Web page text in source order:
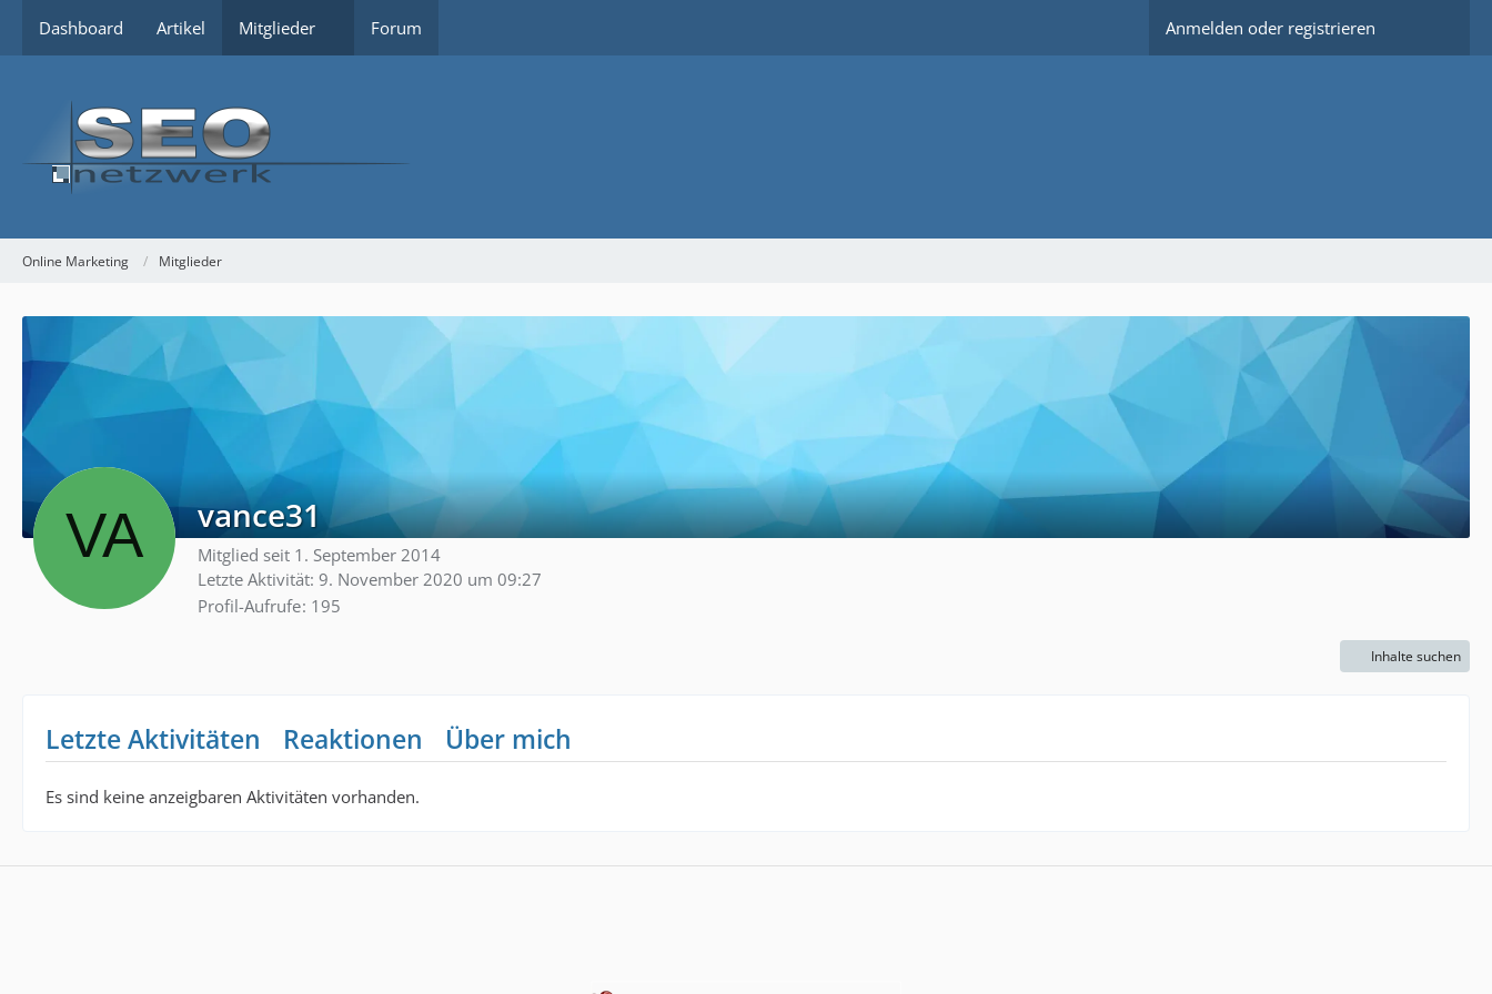
Dashboard Artikel Mitglieder Forum Anmelden oder registrieren
Online Marketing Mitglieder
vance31
Mitglied seit 1. September 2014
Letzte Aktivität: 9. November 2020 um 09:27
Profil-Aufrufe 195
Inhalte suchen
Letzte Aktivitäten Reaktionen Über mich
Es sind keine anzeigbaren Aktivitäten vorhanden.